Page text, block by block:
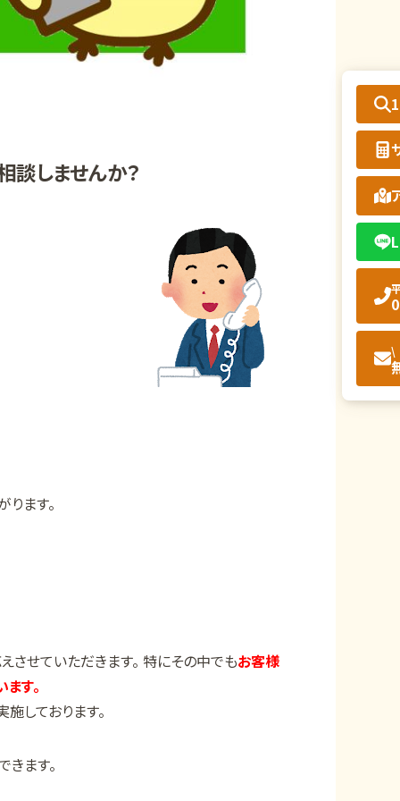
談しませんか？
ます。
せていただきます。 特にその中でもお客様
す。
しております。
ます。
\